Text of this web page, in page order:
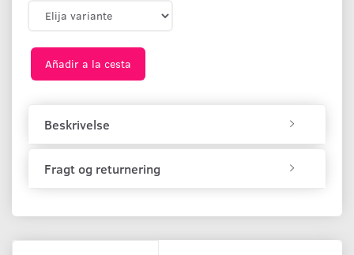
Añadir a la cesta
Beskrivelse
Fragt og returnering